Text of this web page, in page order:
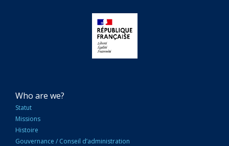
NAVIGATION
PRINCIPALE
Who are we?
Statut
Missions
Histoire
Gouvernance / Conseil d’administration